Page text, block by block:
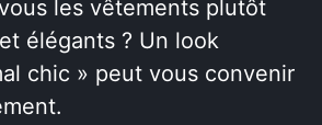
les vêtements plutôt
élégants ? Un look
chic » peut vous convenir